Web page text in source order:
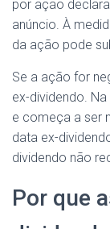
por ação
anúncio. À
da ação pode
Se a ação for
ex-dividendo.
e começa a ser
data ex-
dividendo não
Por que